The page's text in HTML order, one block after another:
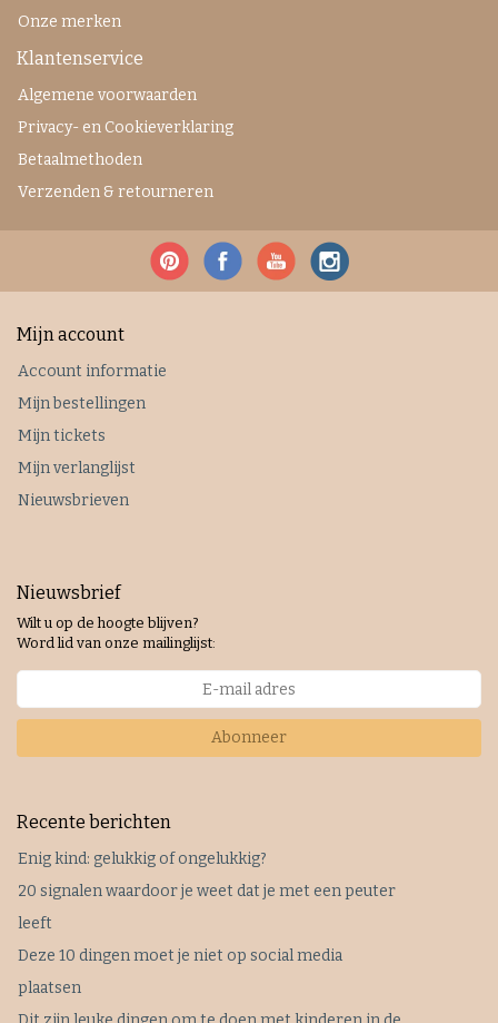
Onze merken
Klantenservice
Algemene voorwaarden
Privacy- en Cookieverklaring
Betaalmethoden
Verzenden & retourneren
Mijn account
Account informatie
Mijn bestellingen
Mijn tickets
Mijn verlanglijst
Nieuwsbrieven
Nieuwsbrief
Wilt u op de hoogte blijven?
Word lid van onze mailinglijst:
Abonneer
Recente berichten
Enig kind: gelukkig of ongelukkig?
20 signalen waardoor je weet dat je met een peuter
leeft
Deze 10 dingen moet je niet op social media
plaatsen